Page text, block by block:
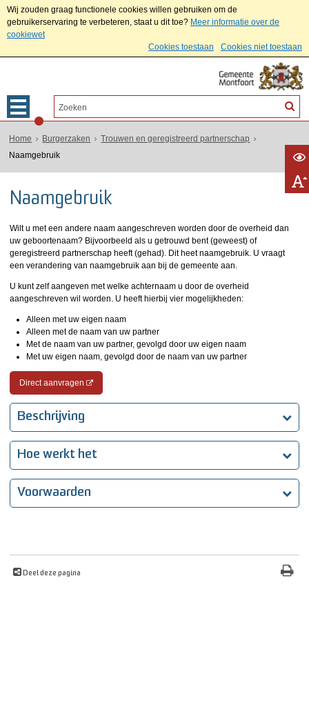
Wij zouden graag functionele cookies willen gebruiken om de
gebruikerservaring te verbeteren, staat u dit toe? Meer informatie over de
cookiewet
Cookies toestaan
Cookies niet toestaan
Home Burgerzaken
Trouwen en geregistreerd partnerschap
Naamgebruik
Naamgebruik
Wilt u met een andere naam aangeschreven worden door de overheid dan
uw geboortenaam? Bijvoorbeeld als u getrouwd bent (geweest) of
geregistreerd partnerschap heeft (gehad). Dit heet naamgebruik. U vraagt
een verandering van naamgebruik aan bij de gemeente aan.
U kunt zelf aangeven met welke achternaam u door de overheid
aangeschreven wil worden. U heeft hierbij vier mogelijkheden:
Alleen met uw eigen naam
Alleen met de naam van uw partner
Met de naam van uw partner, gevolgd door uw eigen naam
Met uw eigen naam, gevolgd door de naam van uw partner
Direct aanvragen
Beschrijving
Hoe werkt het
Voorwaarden
Deel deze pagina